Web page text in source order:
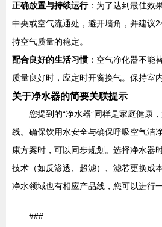
正确放置与持续运行：为了达到最佳效
中央或空气流通处，避开墙角，并建议
持空气质量的稳定。
配合良好的生活习惯：空气净化器不能
质量良好时，应定时开窗换气。保持室
关于净水器的简要关联提示
您提到的“净水器”同样是家庭健康
线。确保饮用水安全与确保呼吸空气洁
康方案时，可以同步规划。选择净水器
技术（如反渗透、超滤）、滤芯更换成
净水领域也有相应产品线，您可以进行
###